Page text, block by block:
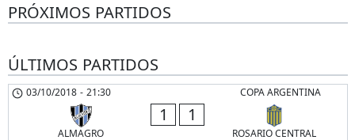
PRÓXIMOS PARTIDOS
ÚLTIMOS PARTIDOS
COPA ARGENTINA
03/10/2018 - 21:30
ALMAGRO
1 1
ROSARIO CENTRAL